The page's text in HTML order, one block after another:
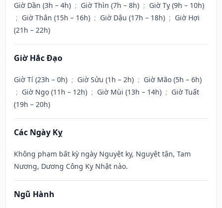
Giờ Dần (3h – 4h) ; Giờ Thìn (7h – 8h) ; Giờ Tỵ (9h – 10h)
; Giờ Thân (15h – 16h) ; Giờ Dậu (17h – 18h) ; Giờ Hợi
(21h – 22h)
Giờ Hắc Đạo
Giờ Tí (23h – 0h) ; Giờ Sửu (1h – 2h) ; Giờ Mão (5h – 6h)
; Giờ Ngọ (11h – 12h) ; Giờ Mùi (13h – 14h) ; Giờ Tuất
(19h – 20h)
Các Ngày Kỵ
Không phạm bất kỳ ngày Nguyệt kỵ, Nguyệt tận, Tam
Nương, Dương Công Kỵ Nhật nào.
Ngũ Hành